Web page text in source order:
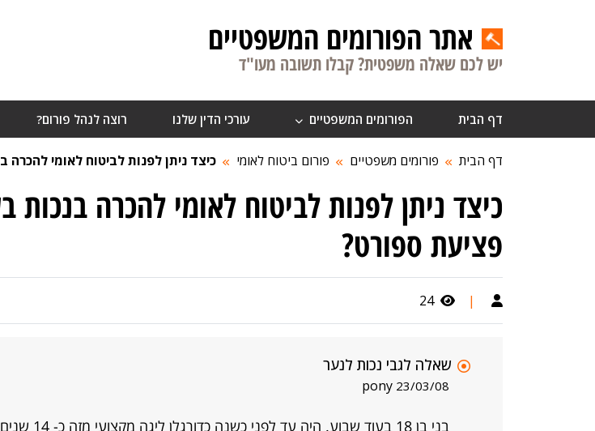
אתר הפורומים המשפטיים
יש לכם שאלה משפטית? קבלו תשובה מעו"ד
דף הבית הפורומים המשפטיים עורכי הדין שלנו רוצה לנהל פורום?
דף הבית פורומים משפטיים פורום ביטוח לאומי כיצד ניתן לפנות לביטוח לאומי
כיצד ניתן לפנות לביטוח לאומי להכרה בנכות
פציעת ספורט?
|
24
שאלה לגבי נכות לנער
pony 23/03/08
בני בן 18 בעוד שבוע. היה עד